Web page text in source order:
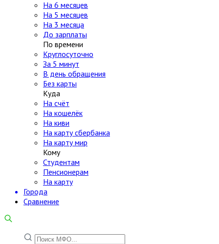
На 6 месяцев
На 5 месяцев
На 3 месяца
До зарплаты
По времени
Круглосуточно
За 5 минут
В день обращения
Без карты
Куда
На счёт
На кошелёк
На киви
На карту сбербанка
На карту мир
Кому
Студентам
Пенсионерам
На карту
Города
Сравнение